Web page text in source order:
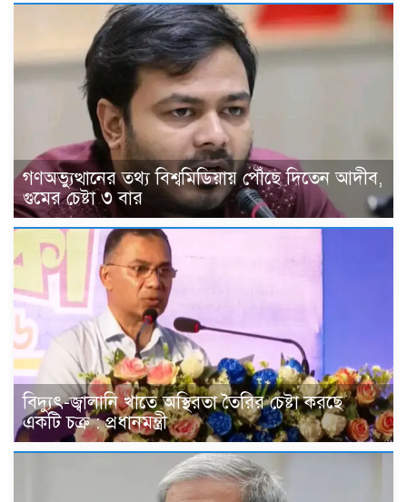
গণঅভ্যুত্থানের তথ্য বিশ্বমিডিয়ায় পৌঁছে দিতেন আদীব,
গুমের চেষ্টা ৩ বার
বিদ্যুৎ-জ্বালানি খাতে অস্থিরতা তৈরির চেষ্টা করছে
একটি চক্র : প্রধানমন্ত্রী